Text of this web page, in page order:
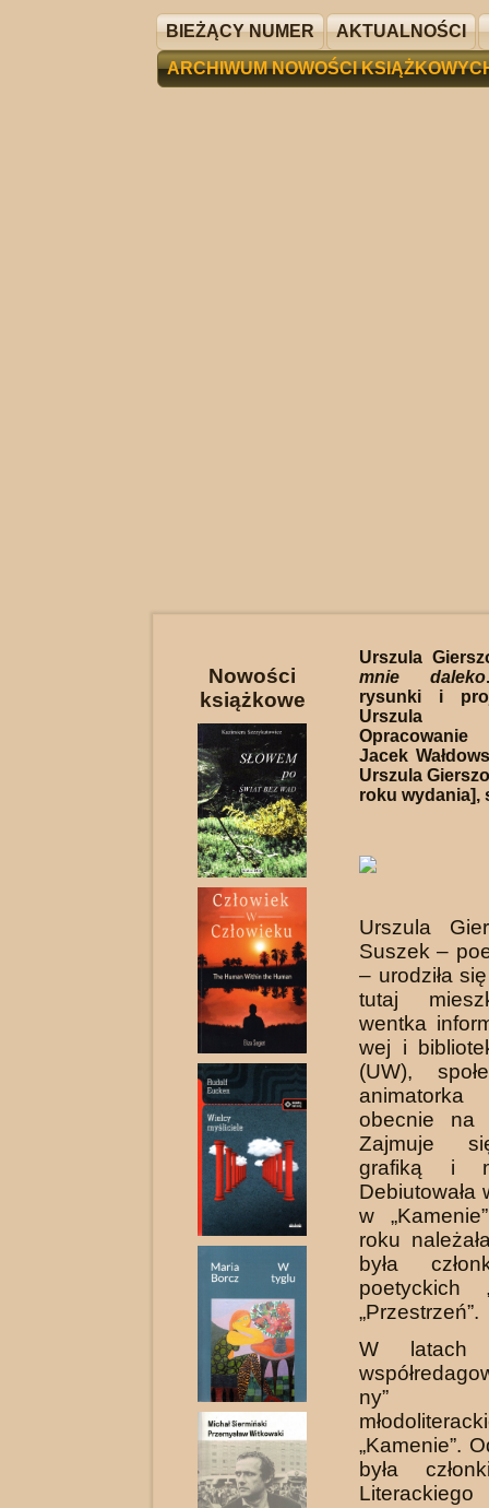
BIEŻĄCY NUMER AKTUALNOŚCI
ARCHIWUM NOWOŚCI
Nowości
książkowe
Urszula
mnie daleko
rysunki i
Urszula
Jacek
Urszula
roku wydania],
Urszula
Suszek –
– urodziła
tutaj
wentka
wej i
(UW),
obecnie na
Zajmuje
grafiką i
Debiutowała
w
roku
była
poetyckich
„Przestrzeń”.
W latach
ny”
„Kamenie”.
była